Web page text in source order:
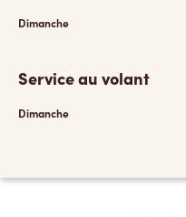
Dimanche
Service au volant
Dimanche